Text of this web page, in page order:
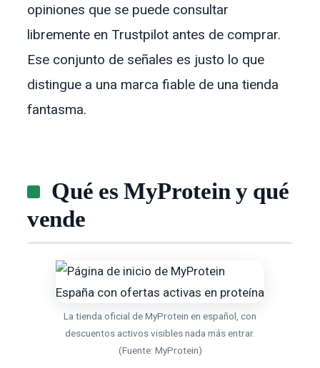
opiniones que se puede consultar
libremente en Trustpilot antes de comprar.
Ese conjunto de señales es justo lo que
distingue a una marca fiable de una tienda
fantasma.
Qué es MyProtein y qué
vende
La tienda oficial de MyProtein en español, con
descuentos activos visibles nada más entrar.
(Fuente: MyProtein)